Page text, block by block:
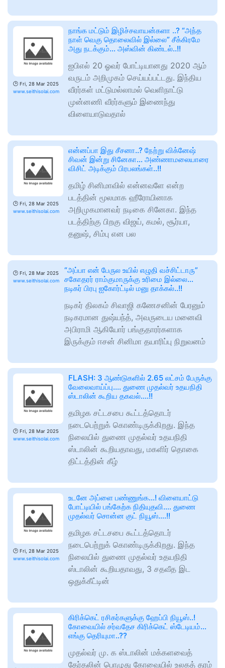
🕑 Fri, 28 Mar 2025
www.seithisolai.com
நாங்க மட்டும் இழிச்சவாயன்களா ..? “அந்த
நாள் வெகு தொலைவில் இல்லை” சீக்கிரமே
அது நடக்கும்… அஸ்வின் கிண்டல்..!!
ஐபிஎல் 20 ஓவர் போட்டியானது 2020 ஆம்
வருடம் அறிமுகம் செய்யப்பட்டது. இந்திய
வீரர்கள் மட்டுமல்லாமல் வெளிநாட்டு
முன்னணி வீரர்களும் இணைந்து
விளையாடுவதால்
🕑 Fri, 28 Mar 2025
www.seithisolai.com
என்னப்பா இது சீசனா..? நேற்று விக்னேஷ்
சிவன் இன்று சினேகா… அண்ணாமலையாரை
விசிட் அடிக்கும் பிரபலங்கள்..!!
தமிழ் சினிமாவில் என்னவளே என்ற
படத்தின் மூலமாக ஹீரோயினாக
அறிமுகமானவர் நடிகை சினேகா. இந்த
படத்திற்கு பிறகு விஜய், கமல், சூர்யா,
தனுஷ், சிம்பு என பல
🕑 Fri, 28 Mar 2025
www.seithisolai.com
“அப்பா என் பேருல உயில் எழுதி வச்சிட்டாரு”
சகோதரர் ராம்குமாருக்கு உரிமை இல்லை…
நடிகர் பிரபு ஐகோர்ட்டில் மனு தாக்கல்..!!
நடிகர் திலகம் சிவாஜி கணேசனின் பேரனும்
நடிகரமான துஷ்யந்த், அவருடைய மனைவி
அபிராமி ஆகியோர் பங்குதாரர்களாக
இருக்கும் ஈசன் சினிமா தயாரிப்பு நிறுவனம்
🕑 Fri, 28 Mar 2025
www.seithisolai.com
FLASH: 3 ஆண்டுகளில் 2.65 லட்சம் பேருக்கு
வேலைவாய்ப்பு…. துணை முதல்வர் உதயநிதி
ஸ்டாலின் கூறிய தகவல்….!!
தமிழக சட்டசபை கூட்டத்தொடர்
நடைபெற்றுக் கொண்டிருக்கிறது. இந்த
நிலையில் துணை முதல்வர் உதயநிதி
ஸ்டாலின் கூறியதாவது, மகளிர் தொகை
திட்டத்தின் கீழ்
🕑 Fri, 28 Mar 2025
www.seithisolai.com
உடனே அப்ளை பண்ணுங்க…! விளையாட்டு
போட்டியில் பங்கேற்க நிதியுதவி…. துணை
முதல்வர் சொன்ன குட் நியூஸ்….!!
தமிழக சட்டசபை கூட்டத்தொடர்
நடைபெற்றுக் கொண்டிருக்கிறது. இந்த
நிலையில் துணை முதல்வர் உதயநிதி
ஸ்டாலின் கூறியதாவது, 3 சதவீத இட
ஒதுக்கீட்டின்
கிரிக்கெட் ரசிகர்களுக்கு ஹேப்பி நியூஸ்..!
கோவையில் சர்வதேச கிரிக்கெட் ஸ்டேடியம்…
எங்கு தெரியுமா..??
முதல்வர் மு. க ஸ்டாலின் மக்களவைத்
தேர்தலின் பொழுது கோவையில் உலகத் தரம்